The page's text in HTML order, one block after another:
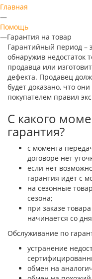
Главная
—
Помощь
—Гарантия на товар
Гарантийный период –
обнаружив недостаток
продавца или
дефекта. Продавец
будет доказано, что
покупателем правил
С какого
гарантия?
с момента
договоре нет
если нет
гарантия идёт с
на сезонные
сезона;
при заказе
начинается со
Обслуживание по
устранение
обмен на